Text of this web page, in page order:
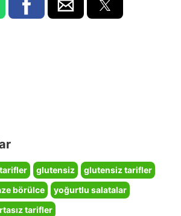
glutensiz
glutensiz tarifler
börülce
yoğurtlu salatalar
tarifler